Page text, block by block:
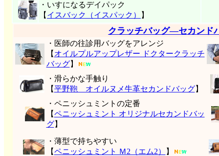
・いすになるデイパック
【 イスバック（イスパック） 】
クラッチバッグ―セカンド
・医師の往診用バッグをアレンジ
【 オイルプルアップレザー ドクタークラッチ
バッグ】
・滑らかな手触り
【平野鞄 オイルヌメ牛革セカンドバッグ】
・ペニッシュミントの定番
【ペニッシュミント オリジナルセカンドバッ
グ】
・薄型で持ちやすい
【ペニッシュミント Ｍ2（エム2） 】